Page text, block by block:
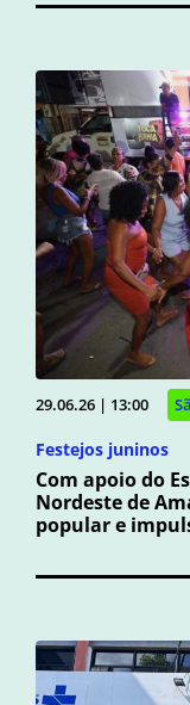
29.06.26 | 13:00
Festejos juninos
Com apoio do
Nordeste de
popular e